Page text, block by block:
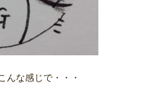
んな感じで・・・